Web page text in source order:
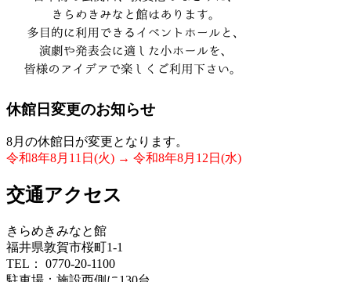
休館日変更のお知らせ
8月の休館日が変更となります。
令和8年8月11日(火) → 令和8年8月12日(水)
交通アクセス
きらめきみなと館
福井県敦賀市桜町1-1
TEL： 0770-20-1100